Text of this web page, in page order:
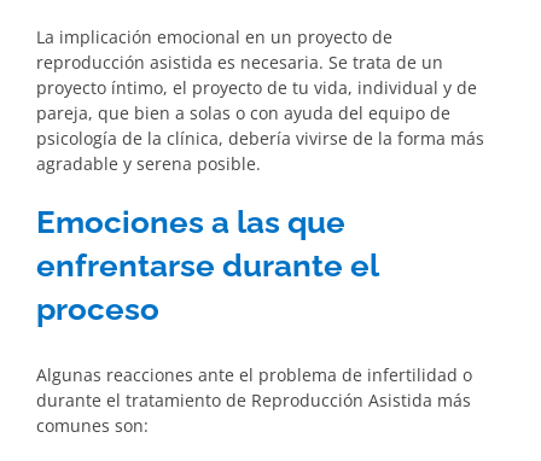
La implicación emocional en un proyecto de
reproducción asistida es necesaria. Se trata de un
proyecto íntimo, el proyecto de tu vida, individual y de
pareja, que bien a solas o con ayuda del equipo de
psicología de la clínica, debería vivirse de la forma más
agradable y serena posible.
Emociones a las que
enfrentarse durante el
proceso
Algunas reacciones ante el problema de infertilidad o
durante el tratamiento de Reproducción Asistida más
comunes son: